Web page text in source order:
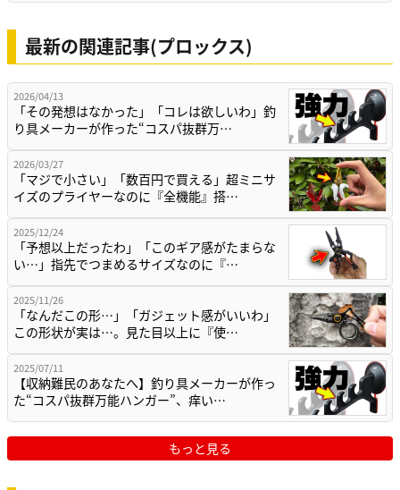
最新の関連記事(プロックス)
2026/04/13
「その発想はなかった」「コレは欲しいわ」釣
り具メーカーが作った“コスパ抜群万…
2026/03/27
「マジで小さい」「数百円で買える」超ミニサ
イズのプライヤーなのに『全機能』搭…
2025/12/24
「予想以上だったわ」「このギア感がたまらな
い…」指先でつまめるサイズなのに『…
2025/11/26
「なんだこの形…」「ガジェット感がいいわ」
この形状が実は…。見た目以上に『使…
2025/07/11
【収納難民のあなたへ】釣り具メーカーが作っ
た“コスパ抜群万能ハンガー”、痒い…
もっと見る